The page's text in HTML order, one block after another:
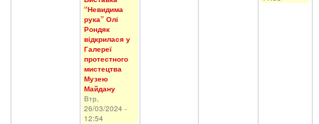
“Невидима
рука” Олі
Рондяк
відкрилася у
Галереї
протестного
мистецтва
Музею
Майдану
Втр,
26/03/2024 -
12:54